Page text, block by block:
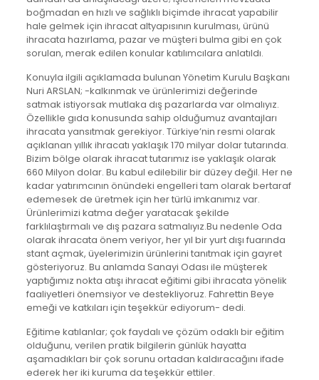
boğmadan en hızlı ve sağlıklı biçimde ihracat yapabilir
hale gelmek için ihracat altyapısının kurulması, ürünü
ihracata hazırlama, pazar ve müşteri bulma gibi en çok
sorulan, merak edilen konular katılımcılara anlatıldı.
Konuyla ilgili açıklamada bulunan Yönetim Kurulu Başkanı
Nuri ARSLAN; -kalkınmak ve ürünlerimizi değerinde
satmak istiyorsak mutlaka dış pazarlarda var olmalıyız.
Özellikle gıda konusunda sahip olduğumuz avantajları
ihracata yansıtmak gerekiyor. Türkiye’nin resmi olarak
açıklanan yıllık ihracatı yaklaşık 170 milyar dolar tutarında.
Bizim bölge olarak ihracat tutarımız ise yaklaşık olarak
660 Milyon dolar. Bu kabul edilebilir bir düzey değil. Her ne
kadar yatırımcının önündeki engelleri tam olarak bertaraf
edemesek de üretmek için her türlü imkanımız var.
Ürünlerimizi katma değer yaratacak şekilde
farklılaştırmalı ve dış pazara satmalıyız.Bu nedenle Oda
olarak ihracata önem veriyor, her yıl bir yurt dışı fuarında
stant açmak, üyelerimizin ürünlerini tanıtmak için gayret
gösteriyoruz. Bu anlamda Sanayi Odası ile müşterek
yaptığımız nokta atışı ihracat eğitimi gibi ihracata yönelik
faaliyetleri önemsiyor ve destekliyoruz. Fahrettin Beye
emeği ve katkıları için teşekkür ediyorum- dedi.
Eğitime katılanlar; çok faydalı ve çözüm odaklı bir eğitim
olduğunu, verilen pratik bilgilerin günlük hayatta
aşamadıkları bir çok sorunu ortadan kaldıracağını ifade
ederek her iki kuruma da teşekkür ettiler.